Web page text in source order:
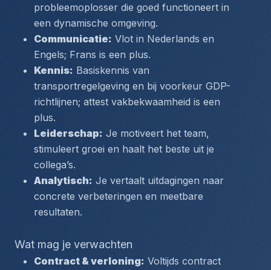
probleemoplosser die goed functioneert in
een dynamische omgeving.
Communicatie: Vlot in Nederlands en
Engels; Frans is een plus.
Kennis: Basiskennis van
transportregelgeving en bij voorkeur GDP-
richtlijnen; attest vakbekwaamheid is een
plus.
Leiderschap: Je motiveert het team,
stimuleert groei en haalt het beste uit je
collega’s.
Analytisch: Je vertaalt uitdagingen naar
concrete verbeteringen en meetbare
resultaten.
Wat mag je verwachten
Contract & verloning: Voltijds contract